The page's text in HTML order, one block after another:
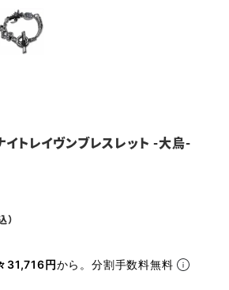
イトレイヴンブレスレット -大烏-
31,716円から。分割手数料無料